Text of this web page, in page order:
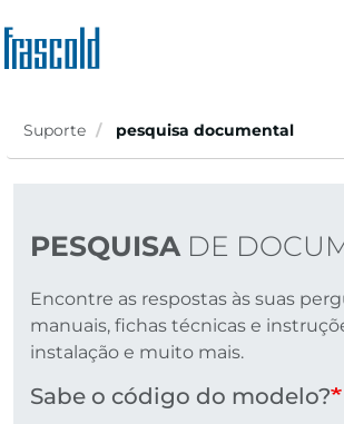
para
o
principal
Suporte pesquisa documental
PESQUISADE
Encontre as respostas às suas
manuais, fichas técnicas e
instalação e muito mais.
Sabe o código do modelo?